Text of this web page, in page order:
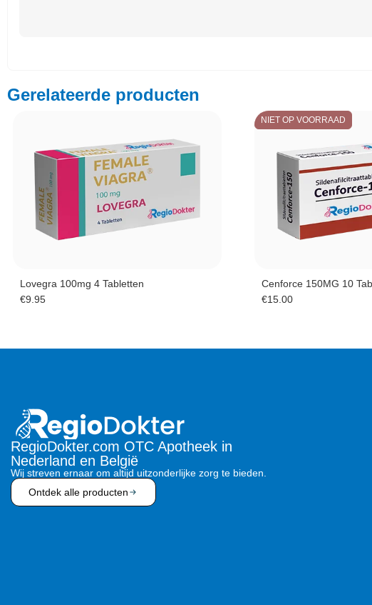
Gerelateerde producten
Lovegra 100mg 4 Tabletten
€9.95
NIET OP VOORRAAD
Cenforce 150MG 10
€15.00
RegioDokter.com OTC Apotheek in
Nederland en België
Wij streven ernaar om altijd uitzonderlijke zorg te bieden.
Ontdek alle producten